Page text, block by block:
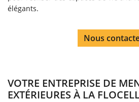
élégants.
Nous
VOTRE ENTREPRISE DE
EXTÉRIEURES À LA